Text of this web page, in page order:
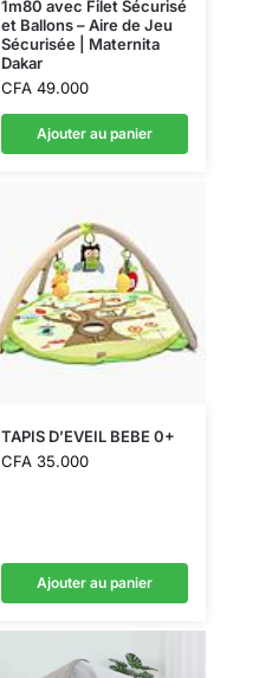
1m80 avec Filet Sécurisé
et Ballons – Aire de Jeu
Sécurisée | Maternita
Dakar
CFA49.000
Ajouter au panier
TAPIS D’EVEIL BEBE 0+
CFA35.000
Ajouter au panier